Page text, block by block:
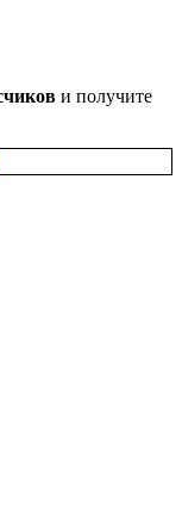
и получите